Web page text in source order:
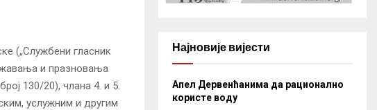
(„Службени гласник
и празновања
130/20), члана 4. и 5.
услужним и другим
Најновије вијести
Апел Дервенћанима да рационално
користе воду